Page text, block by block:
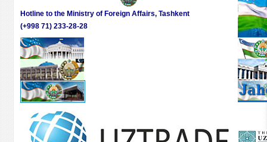
Hotline to the Ministry of Foreign Affairs, Tashkent
(+998 71) 233-28-28